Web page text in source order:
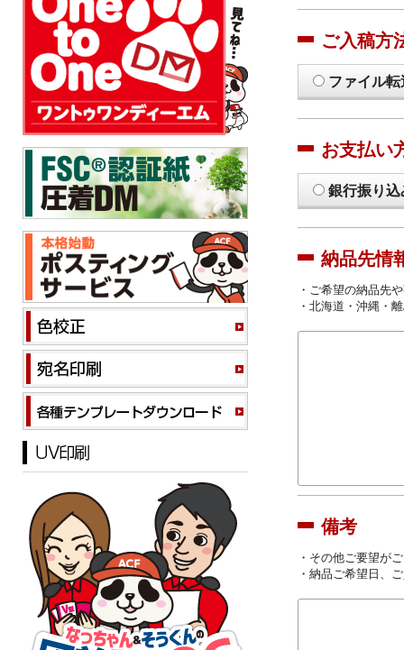
ご入稿方
ファイル
お支払い
銀行振り込
納品先情
・ご希望の納品先
・北海道・沖縄・
備考
・その他ご要望が
・納品ご希望日、